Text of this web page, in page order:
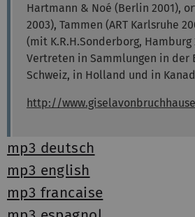
Hartmann & Noé (Berlin 2001),
2003), Tammen (ART Karlsruhe
(mit K.R.H.Sonderborg, Hamburg
Vertreten in Sammlungen in der
Schweiz, in Holland und in
http://
mp3 deutsch
mp3 english
mp3 francaise